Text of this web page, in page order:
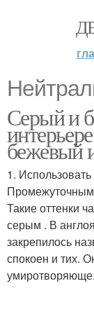
Серый и
бежевый
1.
Такие оттенки
серым . В
закрепилось
спокоен и тих.
умиротворяюще.